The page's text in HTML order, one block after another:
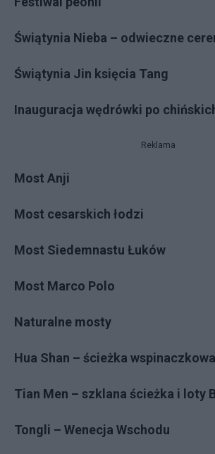
Świątynia Nieba – odwieczne
Świątynia Jin księcia Tang
Inauguracja wędrówki po
Reklama
Most Anji
Most cesarskich łodzi
Most Siedemnastu Łuków
Most Marco Polo
Naturalne mosty
Hua Shan – ścieżka wspinaczkowa
Tian Men – szklana ścieżka i loty
Tongli – Wenecja Wschodu